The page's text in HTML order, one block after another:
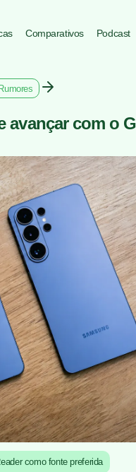
Comparativos Podcast
com o
como fonte preferida